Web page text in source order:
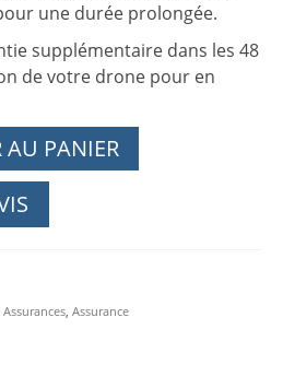
une durée prolongée.
supplémentaire dans les 48
de votre drone pour en
AU PANIER
, Assurance